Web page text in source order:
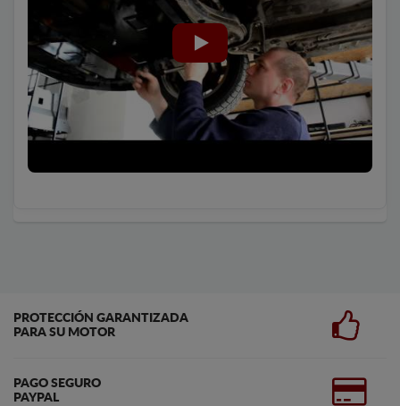
PROTECCIÓN GARANTIZADA
PARA SU MOTOR
PAGO SEGURO
PAYPAL